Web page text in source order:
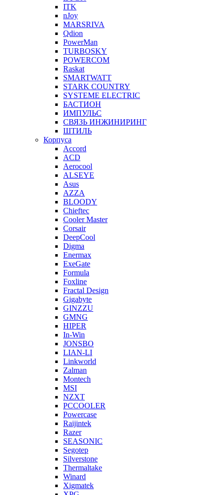
ITK
nJoy
MARSRIVA
Qdion
PowerMan
TURBOSKY
POWERCOM
Raskat
SMARTWATT
STARK COUNTRY
SYSTEME ELECTRIC
БАСТИОН
ИМПУЛЬС
СВЯЗЬ ИНЖИНИРИНГ
ШТИЛЬ
Корпуса
Accord
ACD
Aerocool
ALSEYE
Asus
AZZA
BLOODY
Chieftec
Cooler Master
Corsair
DeepCool
Digma
Enermax
ExeGate
Formula
Foxline
Fractal Design
Gigabyte
GINZZU
GMNG
HIPER
In-Win
JONSBO
LIAN-LI
Linkworld
Zalman
Montech
MSI
NZXT
PCCOOLER
Powercase
Raijintek
Razer
SEASONIC
Segotep
Silverstone
Thermaltake
Winard
Xigmatek